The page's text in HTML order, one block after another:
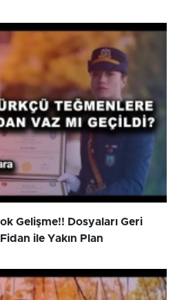
Gelişme!! Dosyaları Geri
ile Yakın Plan